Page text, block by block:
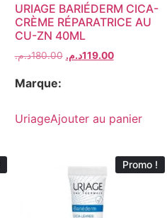
URIAGE BARIÉDERM CICA-
CRÈME RÉPARATRICE AU
CU-ZN 40ML
180.00د.م. 119.00د.م.
Marque:
UriageAjouter au panier
Promo !